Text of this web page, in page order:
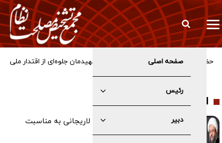
صفحه اصلی
رئیس
دبیر
حضور پرشور مردم در مراسم تشییع رهبر شهیدمان جلوه‌ای از اقتدار ملی
و تحقق وعده الهی است
اخبار
پیام تسلیت آیت الله آملی لاریجانی به مناسبت
درگذشت مادر دکتر مظفر